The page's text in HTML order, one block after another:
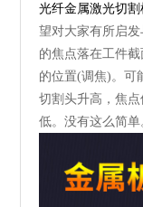
光纤金属激光切割
望对大家有所启
的焦点落在工件
的位置(调焦)。可
切割头升高，焦
低。没有这么简单